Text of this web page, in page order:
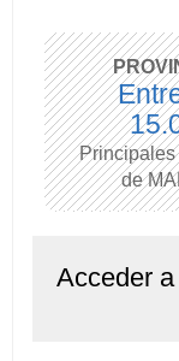
de
Acceder